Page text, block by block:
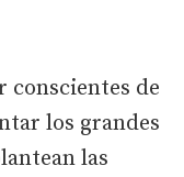
conscientes de
los grandes
las